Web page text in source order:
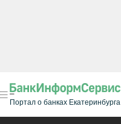
Портал о банках Екатеринбурга